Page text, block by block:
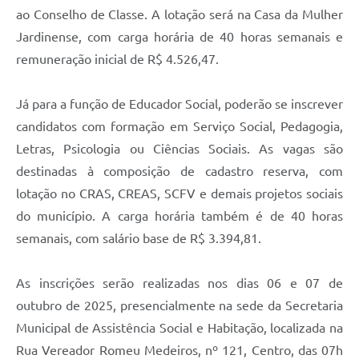
ao Conselho de Classe. A lotação será na Casa da Mulher
Jardinense, com carga horária de 40 horas semanais e
remuneração inicial de R$ 4.526,47.
Já para a função de Educador Social, poderão se inscrever
candidatos com formação em Serviço Social, Pedagogia,
Letras, Psicologia ou Ciências Sociais. As vagas são
destinadas à composição de cadastro reserva, com
lotação no CRAS, CREAS, SCFV e demais projetos sociais
do município. A carga horária também é de 40 horas
semanais, com salário base de R$ 3.394,81.
As inscrições serão realizadas nos dias 06 e 07 de
outubro de 2025, presencialmente na sede da Secretaria
Municipal de Assistência Social e Habitação, localizada na
Rua Vereador Romeu Medeiros, nº 121, Centro, das 07h